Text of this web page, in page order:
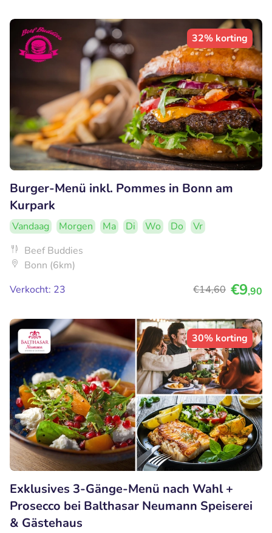
32% korting
Burger-Menü inkl. Pommes in Bonn am
Kurpark
Vandaag Morgen Ma Di Wo Do
Vr
Beef Buddies
Bonn (6km)
Verkocht: 23
€14,60 €9,90
30% korting
Exklusives 3-Gänge-Menü nach Wahl +
Prosecco bei Balthasar Neumann Speiserei
& Gästehaus